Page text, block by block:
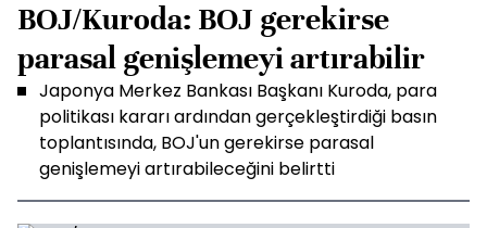
BOJ/Kuroda: BOJ gerekirse
parasal genişlemeyi artırabilir
Japonya Merkez Bankası Başkanı Kuroda, para
politikası kararı ardından gerçekleştirdiği basın
toplantısında, BOJ'un gerekirse parasal
genişlemeyi artırabileceğini belirtti